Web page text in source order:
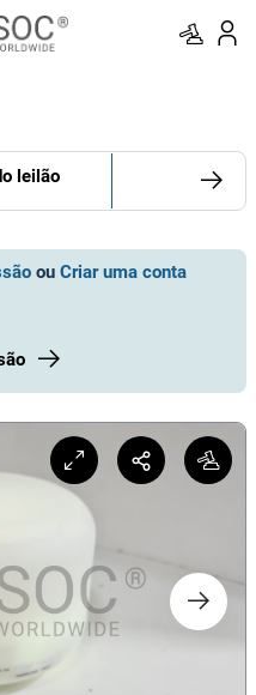
leilão
ou Criar uma conta